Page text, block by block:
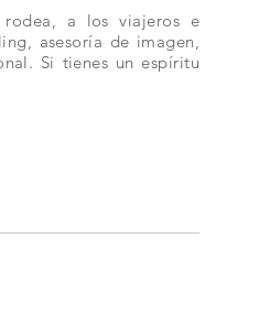
rodea, a los viajeros e
asesoría de imagen,
Si tienes un espíritu